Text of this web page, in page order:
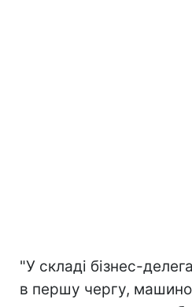
"У складі бізнес-
в першу чергу,